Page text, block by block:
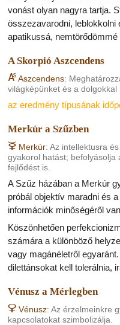
érinthet.
Ami a karriert illeti, nem
üzletemberek, de a saját
mások nem. Mindent ki
hogy olyan gyakorlatiasan
lehet. Néha azt hiszik,
feladatot náluk jobban. A
vonást olyan nagyra tartja.
összezavarodni, leblokkolni
apatikussá, nemtörődömmé
A Skorpió Aszcendens
K Aszcendens:
világképünket és a dolgokkal
az eredmény típusának
Merkúr a Szűzben
C Merkúr: Az intellektusra
gyakorol hatást; befolyásolja
fejlődést is.
A Szűz házában a Merkúr
próbál objektív maradni és
információk minőségéről
Köszönhetően
számára a különböző
vagy magánéletről
dilettánsokat kell tolerálnia,
Vénusz a Mérlegben
D Vénusz: Az érzelmeinkre
kapcsolatokat szimbolizálja.